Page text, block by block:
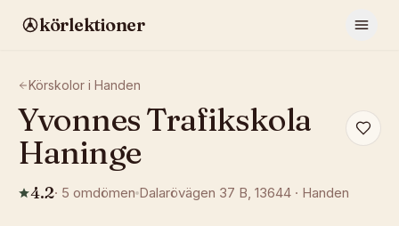
körlektioner
Körskolor i Handen
Yvonnes Trafikskola
Haninge
4.2· 5 omdömen Dalarövägen 37 B, 13644 · Handen